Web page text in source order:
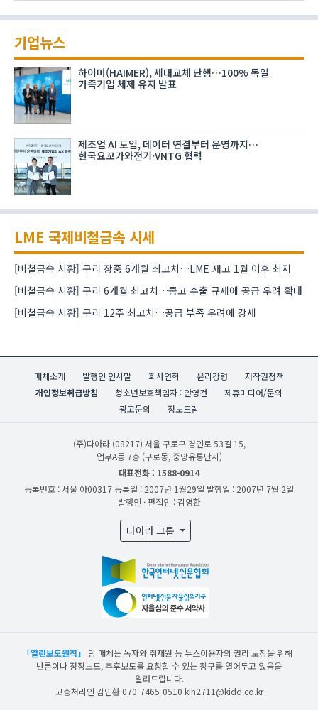
기업뉴스
하이머(HAIMER), 세대교체 단행…100% 독일
가족기업 체제 유지 발표
제조업 AI 도입, 데이터 연결부터 운영까지…
한국요꼬가와전기·VNTG 협력
LME 국제비철금속 시세
[비철금속 시황] 구리 장중 6개월 최고치…LME 재고 1월 이후 최저
[비철금속 시황] 구리 6개월 최고치…콩고 수출 규제에 공급 우려 확대
[비철금속 시황] 구리 12주 최고치…공급 부족 우려에 강세
매체소개 발행인 인사말 회사연혁 윤리강령
저작권정책
개인정보취급방침
청소년보호책임자 : 안영건
제휴미디어/문의
광고문의
정보드림
(주)다아라 (08217) 서울 구로구 경인로 53길 15,
업무A동 7층 (구로동, 중앙유통단지)
대표전화 : 1588-0914
등록번호 : 서울 아00317 등록일 : 2007년 1월29일 발행일 : 2007년 7월 2일
발행인 · 편집인 : 김영환
다아라 그룹
「열린보도원칙」
당 매체는 독자와 취재원 등 뉴스이용자의 권리 보장을 위해
반론이나 정정보도, 추후보도를 요청할 수 있는 창구를 열어두고 있음을
알려드립니다.
고충처리인 김인환 070-7465-0510 kih2711@kidd.co.kr